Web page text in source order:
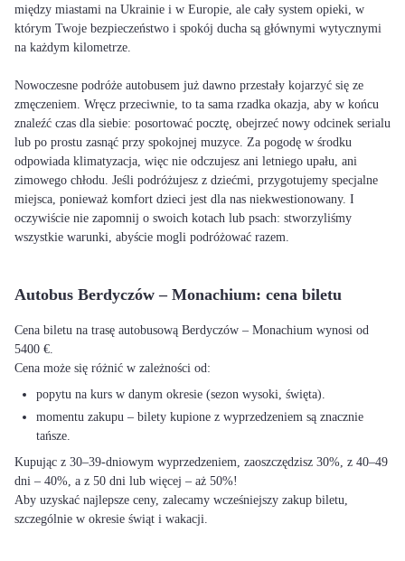
między miastami na Ukrainie i w Europie, ale cały system opieki, w
którym Twoje bezpieczeństwo i spokój ducha są głównymi wytycznymi
na każdym kilometrze.
Nowoczesne podróże autobusem już dawno przestały kojarzyć się ze
zmęczeniem. Wręcz przeciwnie, to ta sama rzadka okazja, aby w końcu
znaleźć czas dla siebie: posortować pocztę, obejrzeć nowy odcinek serialu
lub po prostu zasnąć przy spokojnej muzyce. Za pogodę w środku
odpowiada klimatyzacja, więc nie odczujesz ani letniego upału, ani
zimowego chłodu. Jeśli podróżujesz z dziećmi, przygotujemy specjalne
miejsca, ponieważ komfort dzieci jest dla nas niekwestionowany. I
oczywiście nie zapomnij o swoich kotach lub psach: stworzyliśmy
wszystkie warunki, abyście mogli podróżować razem.
Autobus Berdyczów – Monachium: cena biletu
Cena biletu na trasę autobusową Berdyczów – Monachium wynosi od
5400 €.
Cena może się różnić w zależności od:
popytu na kurs w danym okresie (sezon wysoki, święta).
momentu zakupu – bilety kupione z wyprzedzeniem są znacznie
tańsze.
Kupując z 30–39-dniowym wyprzedzeniem, zaoszczędzisz 30%, z 40–49
dni – 40%, a z 50 dni lub więcej – aż 50%!
Aby uzyskać najlepsze ceny, zalecamy wcześniejszy zakup biletu,
szczególnie w okresie świąt i wakacji.